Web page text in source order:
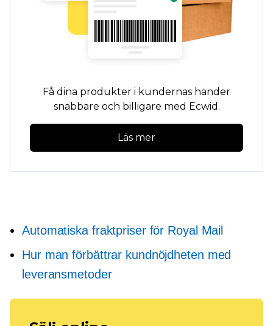
Få dina produkter i kundernas händer
snabbare och billigare med Ecwid.
Läs mer
Automatiska fraktpriser för Royal Mail
Hur man förbättrar kundnöjdheten med
leveransmetoder